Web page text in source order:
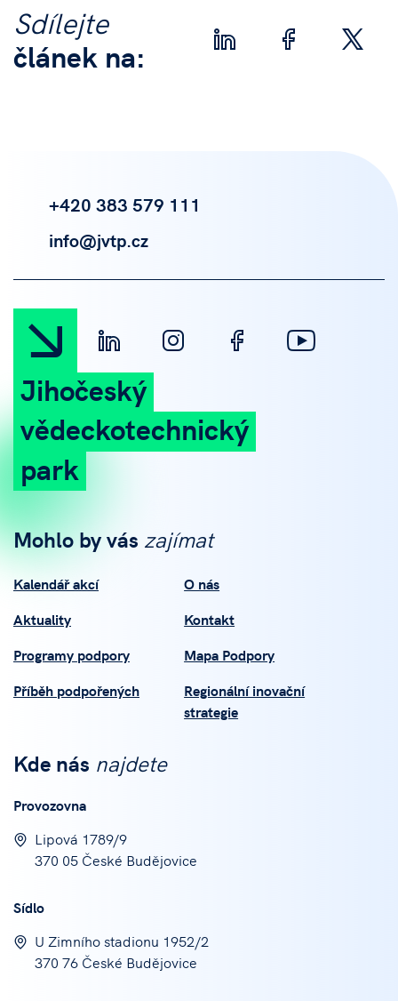
Sdílejte
článek na:
+420 383 579 111
info@jvtp.cz
Jihočeský
vědeckotechnický
park
Mohlo by vás zajímat
Kalendář akcí
Aktuality
Programy podpory
Příběh podpořených
O nás
Kontakt
Mapa Podpory
Regionální inovační
strategie
Kde nás najdete
Provozovna
Lipová 1789/9
370 05 České Budějovice
Sídlo
U Zimního stadionu 1952/2
370 76 České Budějovice